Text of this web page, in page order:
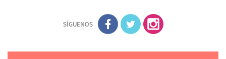
adicional y detallada sobre cómo tratamos sus datos en la
política de privacidad
SÍGUENOS